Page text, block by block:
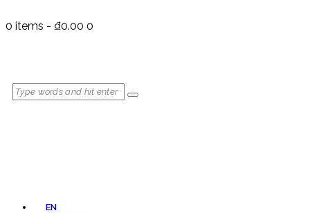
0 items - ₫0.00 0
EN